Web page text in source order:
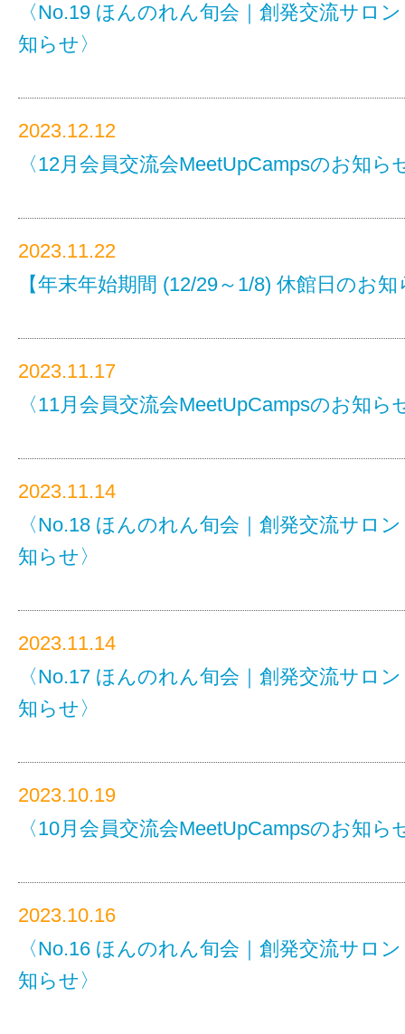
〈No.19 ほんのれん旬会｜創発交流サロ
知らせ〉
2023.12.12
〈12月会員交流会MeetUpCampsのお知ら
2023.11.22
【年末年始期間 (12/29～1/8) 休館日のお
2023.11.17
〈11月会員交流会MeetUpCampsのお知ら
2023.11.14
〈No.18 ほんのれん旬会｜創発交流サロ
知らせ〉
2023.11.14
〈No.17 ほんのれん旬会｜創発交流サロ
知らせ〉
2023.10.19
〈10月会員交流会MeetUpCampsのお知ら
2023.10.16
〈No.16 ほんのれん旬会｜創発交流サロ
知らせ〉